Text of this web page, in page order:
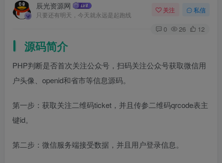
辰光资源网
只要还有明天，今天就永远是起跑线
关注 私信
0 26 12
源码简介
PHP判断是否首次关注公众号，扫码关注公众号获取微信用
户头像、openid和省市等信息源码。
第一步：获取关注二维码ticket，并且传参二维码qrcode表主
键id。
第二步：微信服务端接受数据，并且用户登录信息。